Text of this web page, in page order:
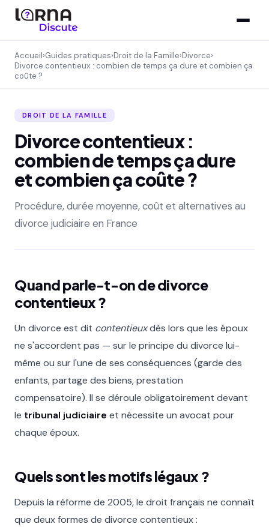
Accueil›Guides pratiques›Droit de la Famille›Divorce›
Divorce contentieux : combien de temps ça dure et combien ça
coûte ?
DROIT DE LA FAMILLE
Divorce contentieux :
combien de temps ça dure
et combien ça coûte ?
Procédure, durée moyenne, coût et alternatives au
divorce judiciaire en France
Quand parle-t-on de divorce
contentieux ?
Un divorce est dit contentieuxdès lors que les époux
ne s'accordent pas — sur le principe du divorce lui-
même ou sur l'une de ses conséquences (garde des
enfants, partage des biens, prestation
compensatoire). Il se déroule obligatoirement devant
le tribunal judiciaire et nécessite un avocat pour
chaque époux.
Quels sont les motifs légaux ?
Depuis la réforme de 2005, le droit français ne connaît
que deux formes de divorce contentieux :